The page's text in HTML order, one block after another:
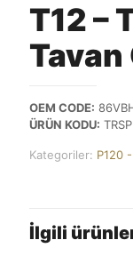
T12 –
Tavan
OEM CODE:
ÜRÜN KODU:
Kategoriler: P120
İlgili